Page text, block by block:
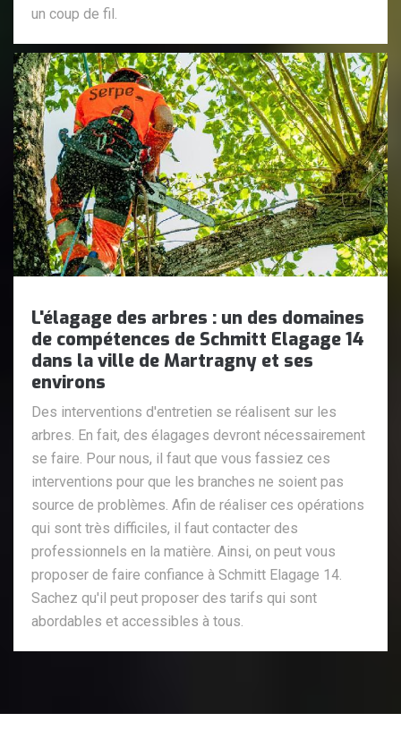
un coup de fil.
L'élagage des arbres : un des domaines
de compétences de Schmitt Elagage 14
dans la ville de Martragny et ses
environs
Des interventions d'entretien se réalisent sur les
arbres. En fait, des élagages devront nécessairement
se faire. Pour nous, il faut que vous fassiez ces
interventions pour que les branches ne soient pas
source de problèmes. Afin de réaliser ces opérations
qui sont très difficiles, il faut contacter des
professionnels en la matière. Ainsi, on peut vous
proposer de faire confiance à Schmitt Elagage 14.
Sachez qu'il peut proposer des tarifs qui sont
abordables et accessibles à tous.